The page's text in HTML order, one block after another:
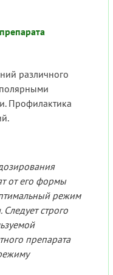
различного
Профилактика
от его формы
режим
строго
препарата